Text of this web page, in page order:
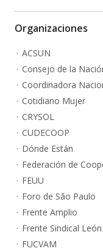
Organizaciones
ACSUN
Consejo de la
Coordinadora
Cotidiano Mujer
CRYSOL
CUDECOOP
Dónde Están
Federación de
FEUU
Foro de São Paulo
Frente Amplio
Frente Sindical
FUCVAM